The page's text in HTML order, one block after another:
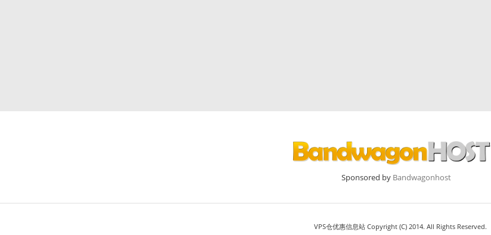
Sponsored by Bandwagonhost
VPS仓优惠信息站 Copyright (C) 2014. All Rights Reserved.